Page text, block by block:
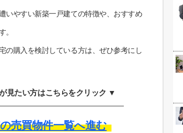
いやすい新築一戸建ての特徴や、おすすめ
。
の購入を検討している方は、ぜひ参考にし
見たい方はこちらをクリック ▼
売買物件一覧へ進む